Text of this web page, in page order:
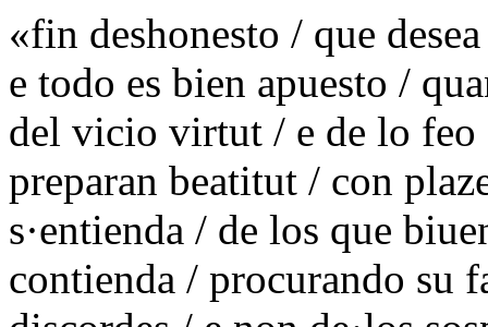
«fin deshonesto / que
e todo es bien apuesto /
del vicio virtut / e de lo feo
preparan beatitut / con
s·entienda / de los que
contienda / procurando su